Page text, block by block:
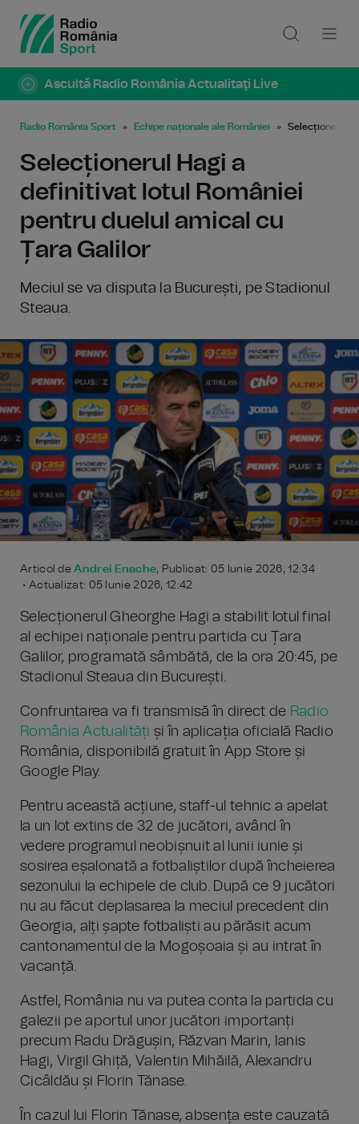
Ascultă Radio România Actualitaţi Live
Radio România Sport Echipe naționale ale României Selecționerul
Selecționerul Hagi a
definitivat lotul României
pentru duelul amical cu
Țara Galilor
Meciul se va disputa la București, pe Stadionul
Steaua.
Articol deAndrei Enache, Publicat: 05 Iunie 2026, 12:34
• Actualizat: 05 Iunie 2026, 12:42
Selecționerul Gheorghe Hagi a stabilit lotul final
al echipei naționale pentru partida cu Țara
Galilor, programată sâmbătă, de la ora 20:45, pe
Stadionul Steaua din București.
Confruntarea va fi transmisă în direct de Radio
România Actualități și în aplicația oficială Radio
România, disponibilă gratuit în App Store și
Google Play.
Pentru această acțiune, staff-ul tehnic a apelat
la un lot extins de 32 de jucători, având în
vedere programul neobișnuit al lunii iunie și
sosirea eșalonată a fotbaliștilor după încheierea
sezonului la echipele de club. După ce 9 jucători
nu au făcut deplasarea la meciul precedent din
Georgia, alți șapte fotbaliști au părăsit acum
cantonamentul de la Mogoșoaia și au intrat în
vacanță.
Astfel, România nu va putea conta la partida cu
galezii pe aportul unor jucători importanți
precum Radu Drăgușin, Răzvan Marin, Ianis
Hagi, Virgil Ghiță, Valentin Mihăilă, Alexandru
Cicâldău și Florin Tănase.
În cazul lui Florin Tănase, absența este cauzată